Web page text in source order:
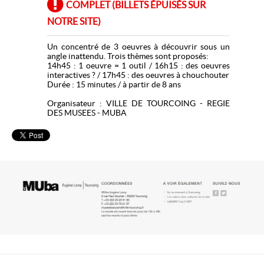
COMPLET (BILLETS ÉPUISÉS SUR
NOTRE SITE)
Un concentré de 3 oeuvres à découvrir sous un
angle inattendu. Trois thèmes sont proposés:
14h45 : 1 oeuvre = 1 outil / 16h15 : des oeuvres
interactives ? / 17h45 : des oeuvres à chouchouter
Durée : 15 minutes / à partir de 8 ans
Organisateur : VILLE DE TOURCOING - REGIE
DES MUSEES - MUBA